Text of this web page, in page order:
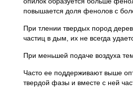
повышается доля фенолов с
При тлении твердых пород
частиц в дым, их не всегда
При меньшей подаче воздуха
Часто ее поддерживают выше
твердой фазы и вместе с ней